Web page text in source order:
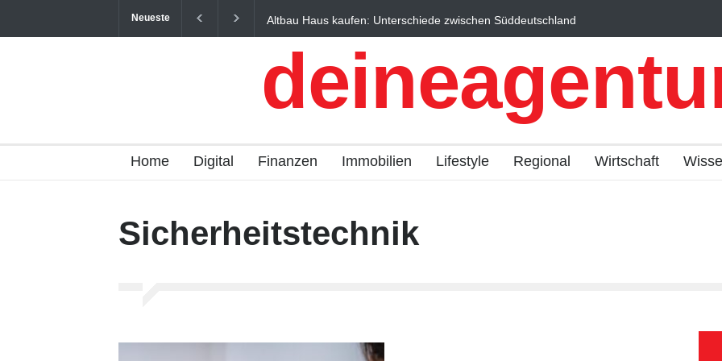
Neueste
Altbau Haus kaufen: Unterschiede zwischen Süddeutschland
und Österreich einfach erklärt
Wintersportorte als
Qualitätstourismus
Home Digital Finanzen Immobilien Lifestyle Regional Wirtschaft
Sicherheitstechnik